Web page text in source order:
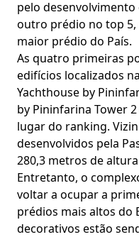
pelo
outro prédio no top 5,
maior prédio do País.
As quatro primeiras
edifícios localizados
Yachthouse by
by Pininfarina Tower
lugar do ranking.
desenvolvidos pela
280,3 metros de
Entretanto, o
voltar a ocupar a
prédios mais altos do
decorativos estão